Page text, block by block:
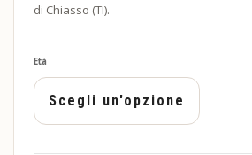
di Chiasso (TI).
Età